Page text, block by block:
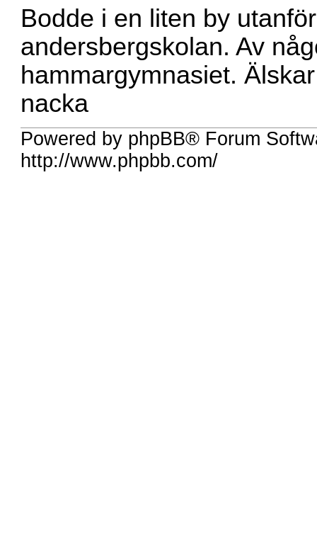
Bodde i en liten by
andersbergskolan. Av
hammargymnasiet.
nacka
Powered by phpBB® Forum
http://www.phpbb.com/